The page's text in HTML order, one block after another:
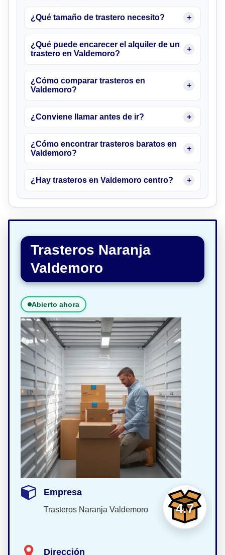
¿Qué tamaño de trastero necesito?
¿Qué puede encarecer el alquiler de un
trastero en Valdemoro?
¿Cómo comparar trasteros en
Valdemoro?
¿Conviene llamar antes de ir?
¿Cómo encontrar trasteros baratos en
Valdemoro?
¿Hay trasteros en Valdemoro centro?
Trasteros Naranja
Valdemoro
Abierto ahora
4.7
Empresa
Trasteros Naranja Valdemoro
Dirección